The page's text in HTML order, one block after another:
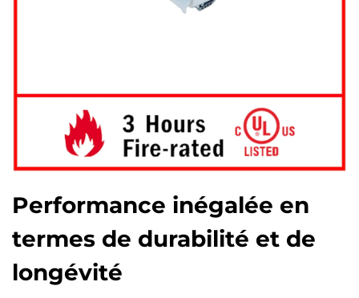
Performance inégalée en
termes de durabilité et de
longévité